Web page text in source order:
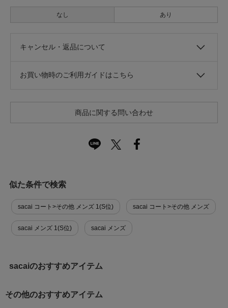
なし あり
キャンセル・返品について
お買い物時のご利用ガイドはこちら
商品に関する問い合わせ
似た条件で検索
sacai コート>その他 メンズ 1(S位) sacai コート>その他 メンズ
sacai メンズ 1(S位) sacai メンズ
sacaiのおすすめアイテム
その他のおすすめアイテム